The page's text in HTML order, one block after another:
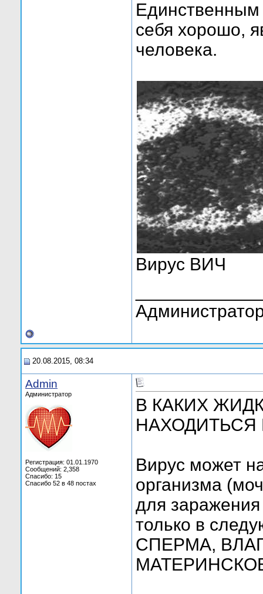
Единственным
себя хорошо,
человека.
Вирус ВИЧ
20.08.2015, 08:34
Admin
Администратор
Регистрация: 01.01.1970
Сообщений: 2,358
Спасибо: 15
Спасибо 52 в 48 постах
В КАКИХ
НАХОДИТЬСЯ
Вирус может
организма
для
только в
СПЕРМА,